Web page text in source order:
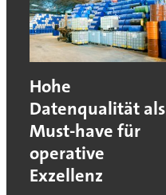
Hohe
Datenqualität als
Must-have für
operative
Exzellenz